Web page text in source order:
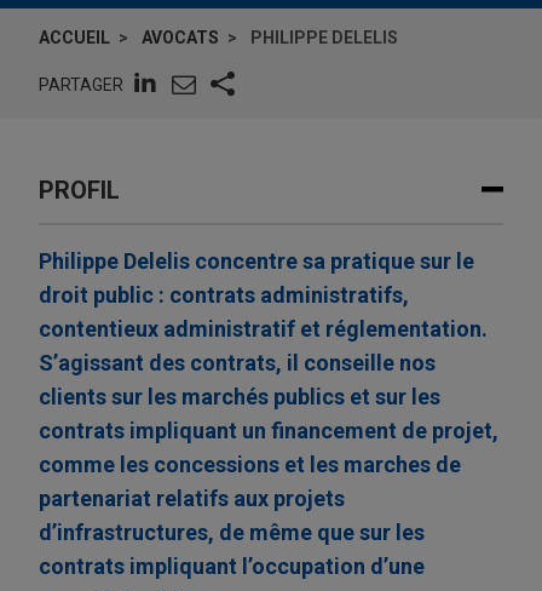
ACCUEIL AVOCATS PHILIPPE DELELIS
PARTAGER
PROFIL
Philippe Delelis concentre sa pratique sur le
droit public : contrats administratifs,
contentieux administratif et réglementation.
S’agissant des contrats, il conseille nos
clients sur les marchés publics et sur les
contrats impliquant un financement de projet,
comme les concessions et les marches de
partenariat relatifs aux projets
d’infrastructures, de même que sur les
contrats impliquant l’occupation d’une